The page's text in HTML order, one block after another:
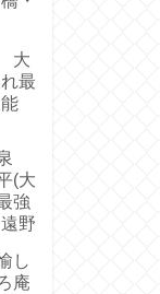
大
最
泉
(大
強
野
し
庵